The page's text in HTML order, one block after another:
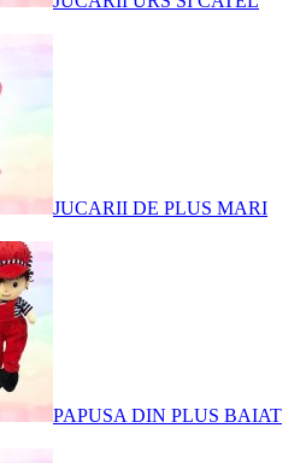
JUCARII DE PLUS MARI
PAPUSA DIN PLUS BAIAT